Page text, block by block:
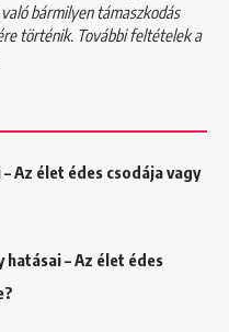
bármilyen támaszkodás
történik. További feltételek a
Az élet édes csodája vagy
– Az élet édes